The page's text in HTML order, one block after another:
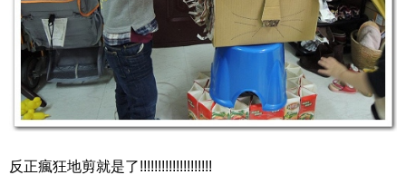
反正瘋狂地剪就是了!!!!!!!!!!!!!!!!!!!!